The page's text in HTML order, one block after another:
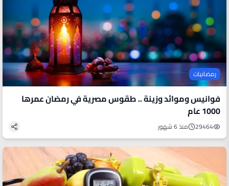
رمضانيات
فوانيس وموائد وزينة .. طقوس مصرية في رمضان عمرها
1000 عام
29464 منذ 6 شهور